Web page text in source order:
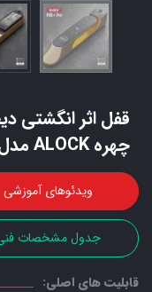
قفل اثر انگشتی
چهره ALOCK مدل P60+ Pro G
ویدئوهای آموزشی
جدول مشخصات
قابلیت های اصلی: